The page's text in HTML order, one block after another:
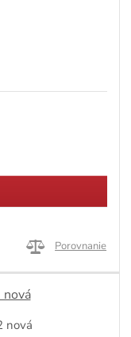
Porovnanie